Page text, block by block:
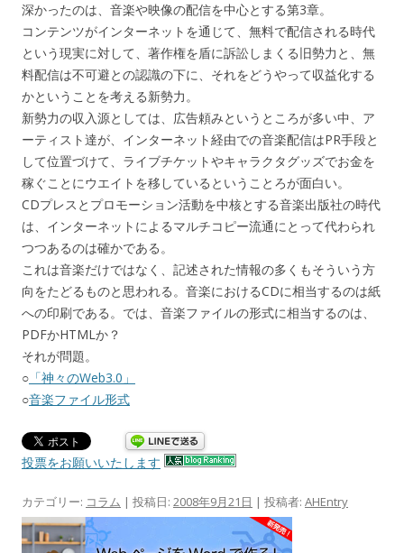
深かったのは、音楽や映像の配信を中心とする第3章。
コンテンツがインターネットを通じて、無料で配信される時代
という現実に対して、著作権を盾に訴訟しまくる旧勢力と、無
料配信は不可避との認識の下に、それをどうやって収益化する
かということを考える新勢力。
新勢力の収入源としては、広告頼みというところが多い中、ア
ーティスト達が、インターネット経由での音楽配信はPR手段と
して位置づけて、ライブチケットやキャラクタグッズでお金を
稼ぐことにウエイトを移しているということろが面白い。
CDプレスとプロモーション活動を中核とする音楽出版社の時代
は、インターネットによるマルチコピー流通にとって代わられ
つつあるのは確かである。
これは音楽だけではなく、記述された情報の多くもそういう方
向をたどるものと思われる。音楽におけるCDに相当するのは紙
への印刷である。では、音楽ファイルの形式に相当するのは、
PDFかHTMLか？
それが問題。
○ 「神々のWeb3.0」
○音楽ファイル形式
投票をお願いいたします
カテゴリー: コラム | 投稿日: 2008年9月21日 | 投稿者: AHEntry